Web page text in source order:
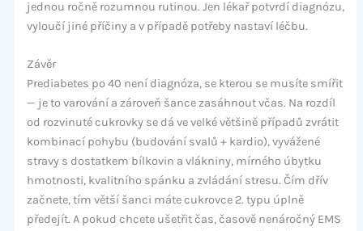
jednou ročně rozumnou rutinou. Jen lékař potvrdí diagnózu,
vyloučí jiné příčiny a v případě potřeby nastaví léčbu.
Závěr
Prediabetes po 40 není diagnóza, se kterou se musíte smířit
— je to varování a zároveň šance zasáhnout včas. Na rozdíl
od rozvinuté cukrovky se dá ve velké většině případů zvrátit
kombinací pohybu (budování svalů + kardio), vyvážené
stravy s dostatkem bílkovin a vlákniny, mírného úbytku
hmotnosti, kvalitního spánku a zvládání stresu. Čím dřív
začnete, tím větší šanci máte cukrovce 2. typu úplně
předejít. A pokud chcete ušetřit čas, časově nenáročný EMS